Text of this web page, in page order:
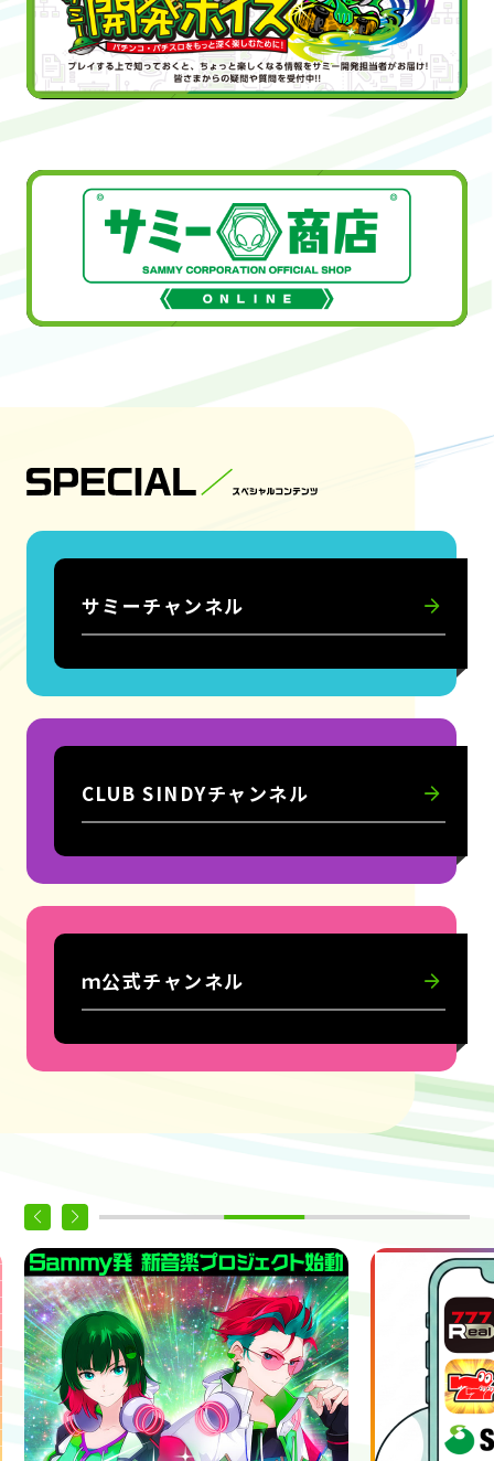
サミーチャンネル
CLUB SINDYチャンネル
ｍ公式チャンネル